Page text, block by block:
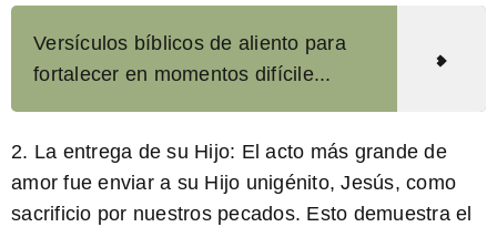
Versículos bíblicos de aliento para
fortalecer en momentos difícile...
2. La entrega de su Hijo: El acto más grande de
amor fue enviar a su Hijo unigénito, Jesús, como
sacrificio por nuestros pecados. Esto demuestra el